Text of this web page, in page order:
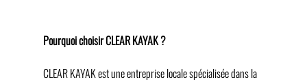
Pourquoi choisir CLEAR KAYAK ?
CLEAR KAYAK est une entreprise locale spécialisée dans la